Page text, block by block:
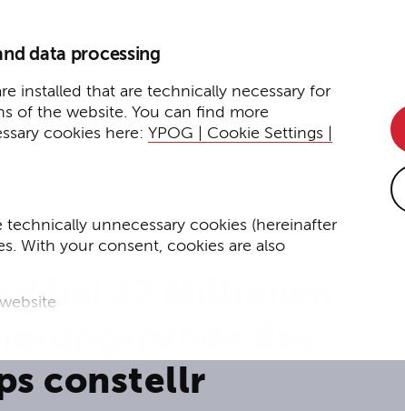
data processing
installed that are technically necessary for
of the website. You can find more
cookies here: YPOG | Cookie Settings |
unnecessary cookies (hereinafter
With your consent, cookies are also
advertising purposes.
Home
Expertise Presse
Events
bei 37 Millionen
constellr